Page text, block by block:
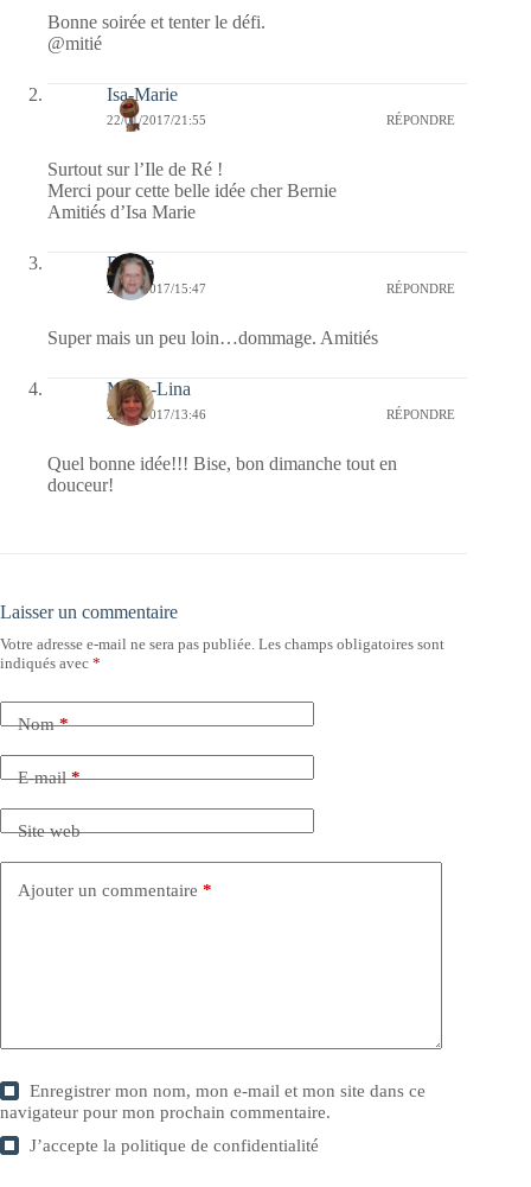
Bonne soirée et tenter le défi.
@mitié
Isa-Marie
22/01/2017/21:55 RÉPONDRE
Surtout sur l’Ile de Ré !
Merci pour cette belle idée cher Bernie
Amitiés d’Isa Marie
Renee
22/01/2017/15:47 RÉPONDRE
Super mais un peu loin…dommage. Amitiés
Maria-Lina
22/01/2017/13:46 RÉPONDRE
Quel bonne idée!!! Bise, bon dimanche tout en
douceur!
Laisser un commentaire
Votre adresse e-mail ne sera pas publiée. Les champs obligatoires sont
indiqués avec *
Nom*
E-mail*
Site web
Ajouter un commentaire *
Enregistrer mon nom, mon e-mail et mon site dans ce
navigateur pour mon prochain commentaire.
J’accepte lapolitique de confidentialité